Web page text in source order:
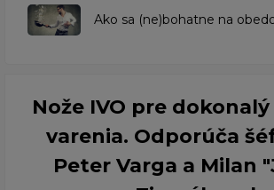
​Ako sa (ne)bohatne na
Nože IVO pre
varenia. Odporúča
Peter Varga a Milan